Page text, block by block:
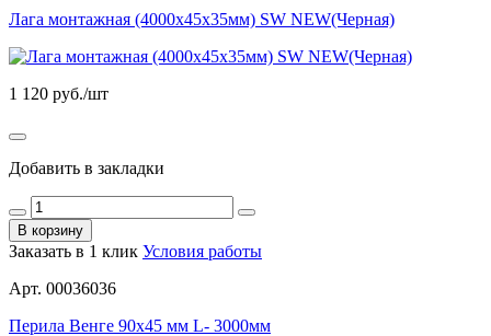
Лага монтажная (4000х45х35мм) SW NEW(Черная)
1 120 руб./шт
Добавить в закладки
В корзину
Заказать в 1 клик Условия работы
Арт. 00036036
Перила Венге 90х45 мм L- 3000мм